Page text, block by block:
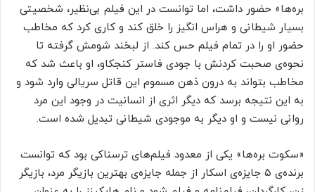
بره‌ها» حضور داشت، اما توانست در این فیلم بی‌نظیر، شخصیتی
بسیار شیطانی و هراس انگیز را خلق کند و کاری کرد که مخاطب
حضور او را در تمام فیلم حس کند. از لبخند شومش گرفته تا
نحوه‌ی صحبت کردنش با جودی فاستر کنجکاو، او باعث شد که
مخاطب بتواند به درون ذهن مسموم این قاتل سریالی وارد شود و
به این نتیجه برسد که دیگر اثری از انسانیت در وجود این مرد
روانی نیست و او دیگر به موجودی شیطانی تبدیل شده است.
«سکوت بره‌ها» یکی از معدود فیلم‌های ترسناکی بود که توانست
برنده‌ی ۵ جایزه‌ی اسکار از جمله جایزه‌ی بهترین بازیگر مرد، بازیگر